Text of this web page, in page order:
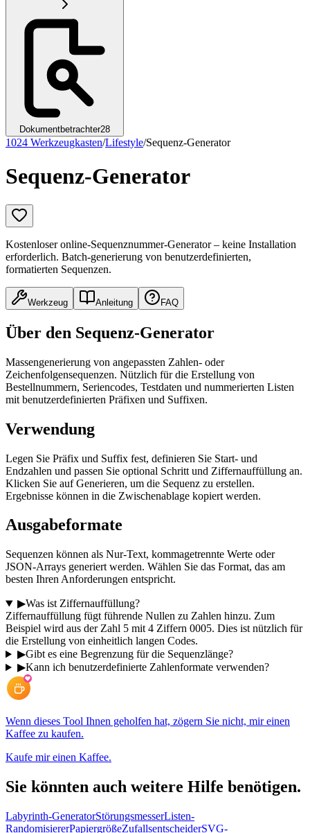
Dokumentbetrachter28
1024 Werkzeugkasten/Lifestyle/Sequenz-Generator
Sequenz-Generator
Kostenloser online-Sequenznummer-Generator – keine Installation
erforderlich. Batch-generierung von benutzerdefinierten,
formatierten Sequenzen.
Werkzeug Anleitung FAQ
Über den Sequenz-Generator
Massengenerierung von angepassten Zahlen- oder
Zeichenfolgensequenzen. Nützlich für die Erstellung von
Bestellnummern, Seriencodes, Testdaten und nummerierten Listen
mit benutzerdefinierten Präfixen und Suffixen.
Verwendung
Legen Sie Präfix und Suffix fest, definieren Sie Start- und
Endzahlen und passen Sie optional Schritt und Ziffernauffüllung an.
Klicken Sie auf Generieren, um die Sequenz zu erstellen.
Ergebnisse können in die Zwischenablage kopiert werden.
Ausgabeformate
Sequenzen können als Nur-Text, kommagetrennte Werte oder
JSON-Arrays generiert werden. Wählen Sie das Format, das am
besten Ihren Anforderungen entspricht.
▶Was ist Ziffernauffüllung?
Ziffernauffüllung fügt führende Nullen zu Zahlen hinzu. Zum
Beispiel wird aus der Zahl 5 mit 4 Ziffern 0005. Dies ist nützlich für
die Erstellung von einheitlich langen Codes.
▶Gibt es eine Begrenzung für die Sequenzlänge?
▶Kann ich benutzerdefinierte Zahlenformate verwenden?
Wenn dieses Tool Ihnen geholfen hat, zögern Sie nicht, mir einen
Kaffee zu kaufen.
Kaufe mir einen Kaffee.
Sie könnten auch weitere Hilfe benötigen.
Labyrinth-GeneratorStörungsmesserListen-
RandomisiererPapiergrößeZufallsentscheiderSVG-